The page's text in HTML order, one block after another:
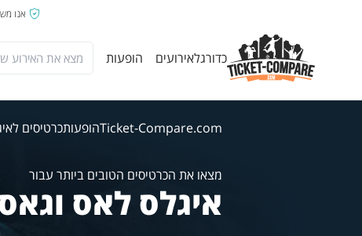
אנו
כדורגלאירועים הופעות
Ticket-Compare.comהופעותכרטיסים
מצאו את הכרטיסים הטובים ביותר עבור
איגלס לאס